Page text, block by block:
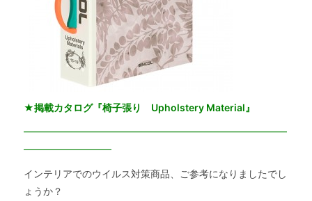
★掲載カタログ『椅子張り Upholstery Material』
━━━━━━━━━━━━━━━━━━━━━━━━━━━
━━━━━━━━━
インテリアでのウイルス対策商品、ご参考になりましたでし
ょうか？